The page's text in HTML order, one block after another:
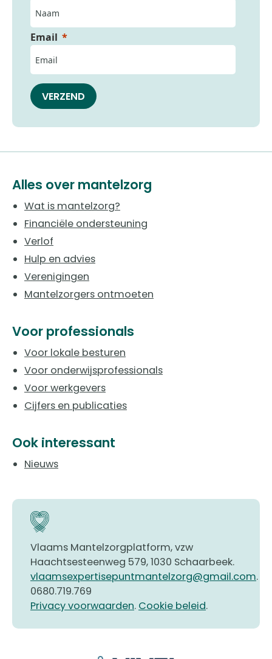
Email
VERZEND
Alles over mantelzorg
Wat is mantelzorg?
Financiële ondersteuning
Verlof
Hulp en advies
Verenigingen
Mantelzorgers ontmoeten
Voor professionals
Voor lokale besturen
Voor onderwijsprofessionals
Voor werkgevers
Cijfers en publicaties
Ook interessant
Nieuws
Vlaams Mantelzorgplatform, vzw
Haachtsesteenweg 579, 1030 Schaarbeek.
vlaamsexpertisepuntmantelzorg@gmail.com.
0680.719.769
Privacy voorwaarden. Cookie beleid.